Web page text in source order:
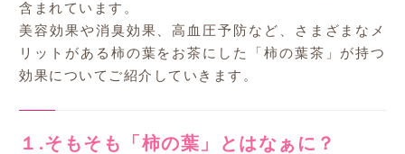
含まれています。
美容効果や消臭効果、高血圧予防など、さまざまなメ
リットがある柿の葉をお茶にした「柿の葉茶」が持つ
効果についてご紹介していきます。
１.そもそも「柿の葉」とはなぁに？